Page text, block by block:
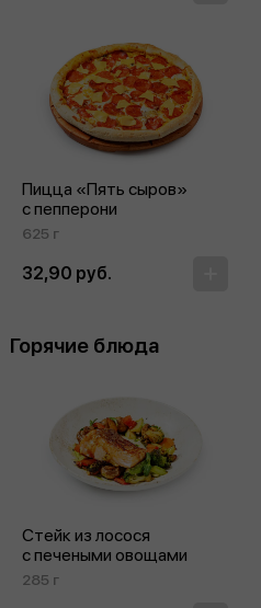
Пицца «Пять сыров»
с пепперони
625 г
32,90 руб.
Горячие блюда
Стейк из лосося
с печеными овощами
285 г